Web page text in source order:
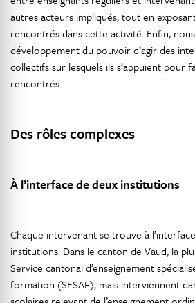
autres acteurs impliqués, tout en
rencontrés dans cette activité. Enfin,
développement du pouvoir d’agir des
collectifs sur lesquels ils s’appuient pour
rencontrés.
Des rôles complexes
À l’interface de deux institutions
Chaque intervenant se trouve à
institutions. Dans le canton de Vaud, la
Service cantonal d’enseignement
formation (SESAF), mais interviennent